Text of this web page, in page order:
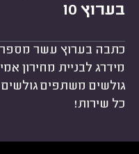
בערוץ 10
כתבה בערוץ עשר
מידרג לבניית מחירון
גולשים משתפים
כל שירות!